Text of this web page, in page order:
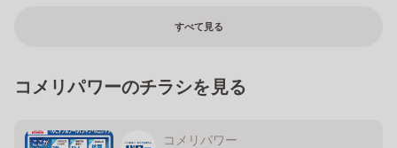
すべて見る
コメリパワーのチラシを見る
コメリパワー